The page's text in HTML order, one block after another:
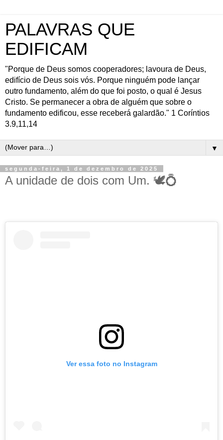
PALAVRAS QUE
EDIFICAM
"Porque de Deus somos cooperadores; lavoura de Deus,
edifício de Deus sois vós. Porque ninguém pode lançar
outro fundamento, além do que foi posto, o qual é Jesus
Cristo. Se permanecer a obra de alguém que sobre o
fundamento edificou, esse receberá galardão." 1 Coríntios
3.9,11,14
▼
segunda-feira, 1 de dezembro de 2025
A unidade de dois com Um. 🕊️💍
Ver essa foto no Instagram